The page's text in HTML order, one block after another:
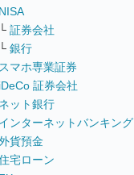
NISA
└ 証券会社
└ 銀行
スマホ専業証券
iDeCo 証券会社
ネット銀行
インターネットバンキング
貨預金
宅ローン